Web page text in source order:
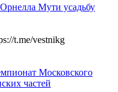
Мути усадьбу
t.me/vestnikg
Московского
частей